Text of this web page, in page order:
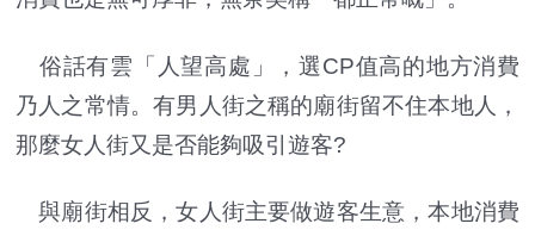
俗話有雲「人望高處」，選CP值高的地方消費
乃人之常情。有男人街之稱的廟街留不住本地人，
那麼女人街又是否能夠吸引遊客?
與廟街相反，女人街主要做遊客生意，本地消費